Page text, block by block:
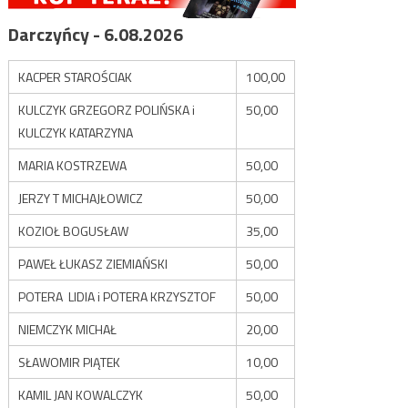
Darczyńcy - 6.08.2026
KACPER STAROŚCIAK
100,00
KULCZYK GRZEGORZ POLIŃSKA i
KULCZYK KATARZYNA
50,00
MARIA KOSTRZEWA
50,00
JERZY T MICHAJŁOWICZ
50,00
KOZIOŁ BOGUSŁAW
35,00
PAWEŁ ŁUKASZ ZIEMIAŃSKI
50,00
POTERA LIDIA i POTERA KRZYSZTOF
50,00
NIEMCZYK MICHAŁ
20,00
SŁAWOMIR PIĄTEK
10,00
KAMIL JAN KOWALCZYK
50,00